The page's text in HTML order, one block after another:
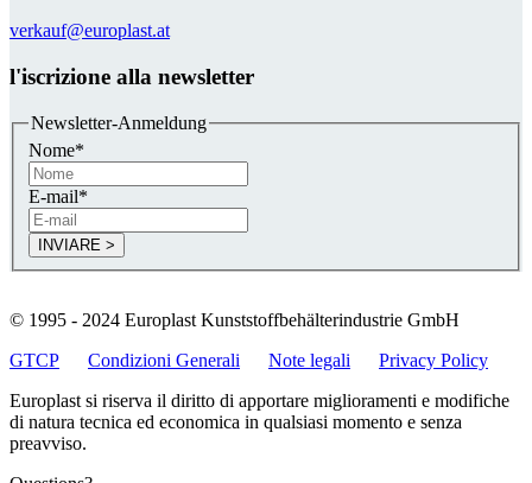
verkauf@europlast.at
l'iscrizione alla newsletter
Newsletter-Anmeldung
Nome*
E-mail*
© 1995 - 2024 Europlast Kunststoffbehälterindustrie GmbH
GTCP
Condizioni Generali Note legali
Privacy Policy
Europlast si riserva il diritto di apportare miglioramenti e modifiche
di natura tecnica ed economica in qualsiasi momento e senza
preavviso.